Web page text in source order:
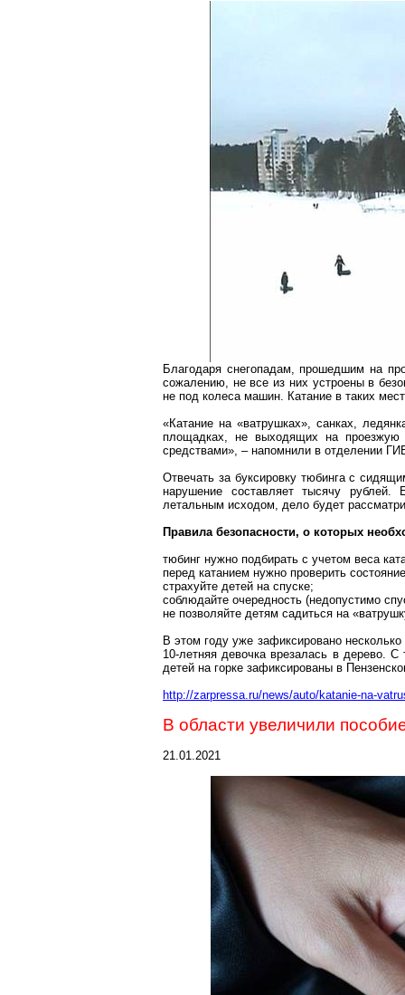
Благодаря снегопадам, прошедшим на
сожалению, не все из них устроены в
не под колеса машин. Катание в таких
«Катание на «ватрушках», санках,
площадках, не выходящих на проезжую
средствами», – напомнили в отделении
Отвечать за буксировку тюбинга с
нарушение составляет тысячу рублей.
летальным исходом, дело будет
Правила безопасности, о которых
тюбинг нужно подбирать с учетом веса
перед катанием нужно проверить
страхуйте детей на спуске;
соблюдайте очередность (недопустимо
не позволяйте детям садиться на
В этом году уже зафиксировано
10-летняя девочка врезалась в дерево.
детей на горке зафиксированы в
http://zarpressa.ru/news/auto/katanie-na-
В области увеличили
21.01.2021